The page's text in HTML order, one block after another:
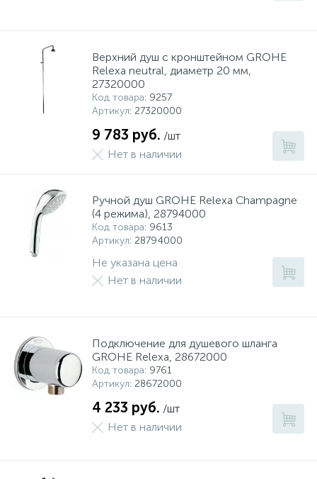
Верхний душ с кронштейном GROHE
Relexa neutral, диаметр 20 мм,
27320000
Код товара: 9257
Артикул: 27320000
9 783 руб. /шт
Нет в наличии
Ручной душ GROHE Relexa Champagne
(4 режима), 28794000
Код товара: 9613
Артикул: 28794000
Не указана цена
Нет в наличии
Подключение для душевого шланга
GROHE Relexa, 28672000
Код товара: 9761
Артикул: 28672000
4 233 руб. /шт
Нет в наличии